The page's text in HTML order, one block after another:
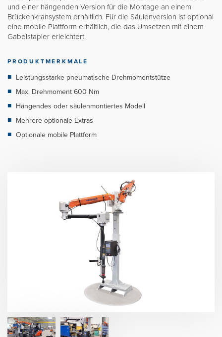
und einer hängenden Version für die Montage an einem
Brückenkransystem erhältlich. Für die Säulenversion ist optional
eine mobile Plattform erhältlich, die das Umsetzen mit einem
Gabelstapler erleichtert.
PRODUKTMERKMALE
Leistungsstarke pneumatische Drehmomentstütze
Max. Drehmoment 600 Nm
Hängendes oder säulenmontiertes Modell
Mehrere optionale Extras
Optionale mobile Plattform